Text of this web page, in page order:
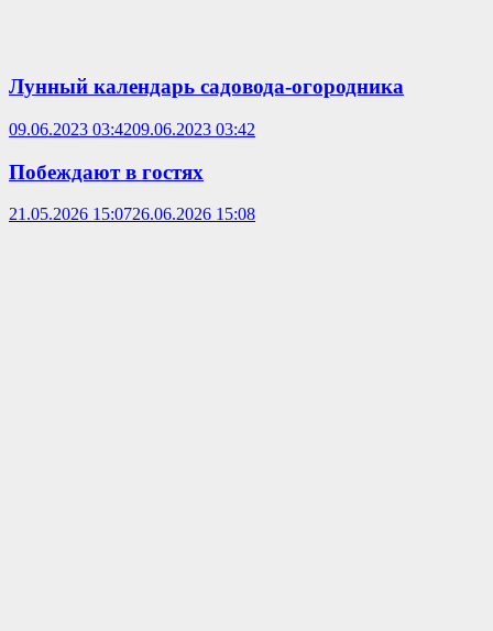
Лунный календарь садовода-огородника
09.06.2023 03:4209.06.2023 03:42
Побеждают в гостях
21.05.2026 15:0726.06.2026 15:08